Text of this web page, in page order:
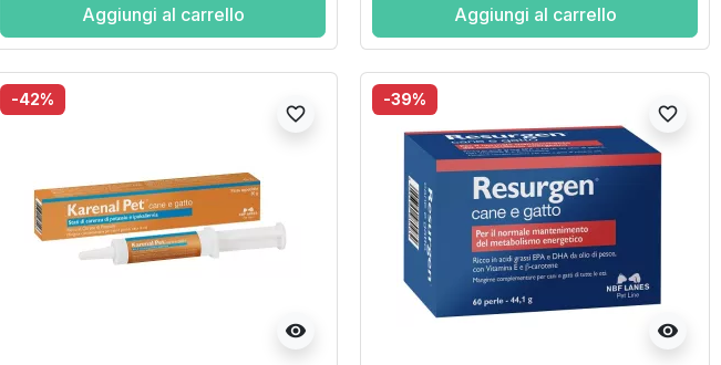
Aggiungi al carrello Aggiungi al carrello
-42%
visibility
favorite_border
-39%
visibility
favorite_border